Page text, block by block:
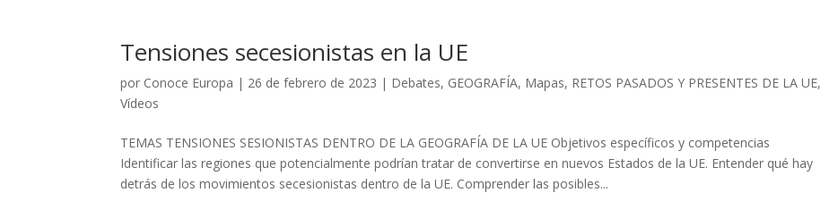
Tensiones secesionistas en la UE
por Conoce Europa | 26 de febrero de 2023 | Debates, GEOGRAFÍA, Mapas, RETOS PASADOS Y PRESENTES DE LA UE,
Vídeos
TEMAS TENSIONES SESIONISTAS DENTRO DE LA GEOGRAFÍA DE LA UE Objetivos específicos y competencias
Identificar las regiones que potencialmente podrían tratar de convertirse en nuevos Estados de la UE. Entender qué hay
detrás de los movimientos secesionistas dentro de la UE. Comprender las posibles...